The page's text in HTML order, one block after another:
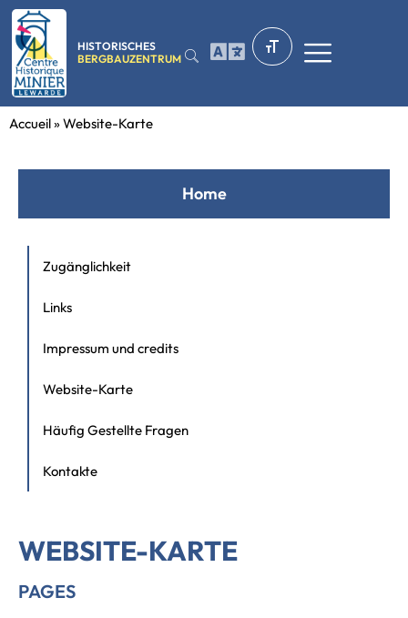
HISTORISCHES
BERGBAUZENTRUM
Accueil»Website-Karte
Home
Zugänglichkeit
Links
Impressum und credits
Website-Karte
Häufig Gestellte Fragen
Kontakte
WEBSITE-KARTE
PAGES